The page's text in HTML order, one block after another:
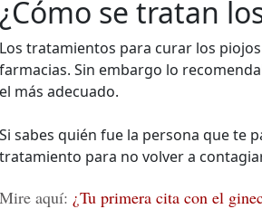
¿Cómo se tratan
Los tratamientos para curar los
farmacias. Sin embargo lo
el más adecuado.
Si sabes quién fue la persona que te
tratamiento para no volver a
Mire aquí: ¿Tu primera cita con el